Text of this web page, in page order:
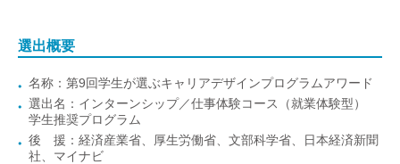
選出概要
名称：第9回学生が選ぶキャリアデザインプログラムアワード
選出名：インターンシップ／仕事体験コース（就業体験型）
学生推奨プログラム
後 援：経済産業省、厚生労働省、文部科学省、日本経済新聞
社、マイナビ